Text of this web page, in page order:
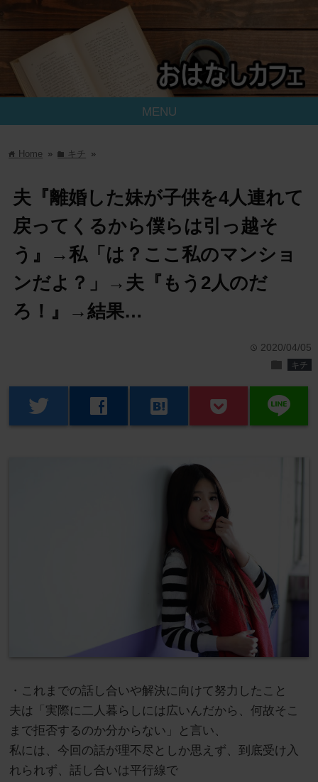
MENU
home Home » folder キチ »
夫『離婚した妹が子供を4人連れて
戻ってくるから僕らは引っ越そ
う』→私「は？ここ私のマンショ
ンだよ？」→夫『もう2人のだ
ろ！』→結果…
time 2020/04/05
folder キチ
twitter facebook hatenabookmark line
・これまでの話し合いや解決に向けて努力したこと
夫は「実際に二人暮らしには広いんだから、何故そこ
まで拒否するのか分からない」と言い、
私には、今回の話が理不尽としか思えず、到底受け入
れられず、話し合いは平行線で